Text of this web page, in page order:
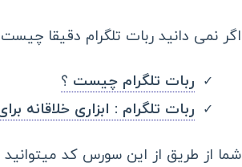
اگر نمی دانید ربات تلگرام دقیقا
ربات تلگرام چیست ؟
ربات تلگرام : ابزاری خلاقانه
شما از طریق از این سورس کد